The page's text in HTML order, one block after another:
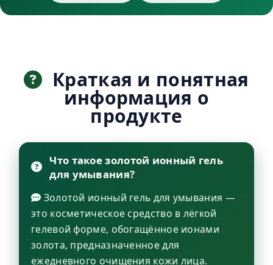
Краткая и понятная
информация о
продукте
Что такое золотой ионный гель
для умывания?
Золотой ионный гель для умывания —
это косметическое средство в лёгкой
гелевой форме, обогащённое ионами
золота, предназначенное для
ежедневного очищения кожи лица.